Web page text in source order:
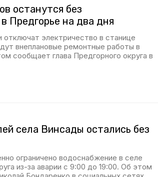
останутся без
Предгорье на два дня
отключат электричество в станице
внеплановые ремонтные работы в
сообщает глава Предгорного округа в
села Винсады остались без
ограничено водоснабжение в селе
из-за аварии с 9:00 до 19:00. Об этом